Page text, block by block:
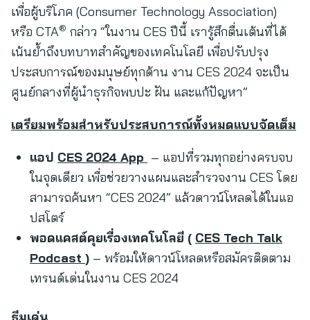
เพื่อผู้บริโภค (Consumer Technology Association)
หรือ CTA® กล่าว “ในงาน CES ปีนี้ เรารู้สึกตื่นเต้นที่ได้
เน้นย้ำถึงบทบาทสำคัญของเทคโนโลยี เพื่อปรับปรุง
ประสบการณ์ของมนุษย์ทุกด้าน งาน CES 2024 จะเป็น
ศูนย์กลางที่ผู้นำธุรกิจพบปะ ฝัน และแก้ปัญหา”
เตรียมพร้อมสำหรับประสบการณ์ทั้งหมดแบบจัดเต็ม
แอป CES 2024 App – แอปที่รวมทุกอย่างครบจบ
ในจุดเดียว เพื่อช่วยวางแผนและสำรวจงาน CES โดย
สามารถค้นหา “CES 2024” แล้วดาวน์โหลดได้ในแอ
ปสโตร์
พอดแคสต์คุยเรื่องเทคโนโลยี ( CES Tech Talk
Podcast ) – พร้อมให้ดาวน์โหลดหรือสมัครติดตาม
เทรนด์เด่นในงาน CES 2024